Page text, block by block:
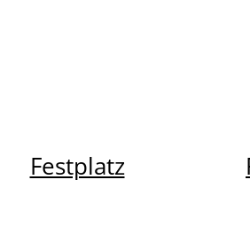
Festplatz